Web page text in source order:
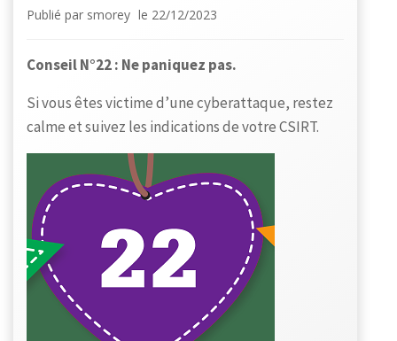
Publié par smorey le 22/12/2023
Conseil N°22 : Ne paniquez pas.
Si vous êtes victime d’une cyberattaque, restez
calme et suivez les indications de votre CSIRT.